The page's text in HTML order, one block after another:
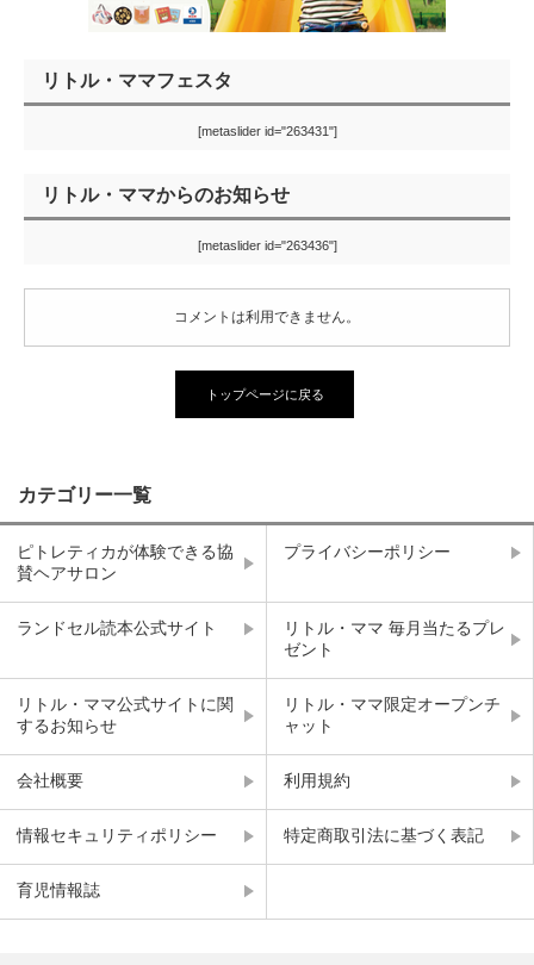
リトル・ママフェスタ
[metaslider id="263431"]
リトル・ママからのお知らせ
[metaslider id="263436"]
コメントは利用できません。
トップページに戻る
カテゴリー一覧
ピトレティカが体験できる協
賛ヘアサロン
プライバシーポリシー
ランドセル読本公式サイト
リトル・ママ 毎月当たるプレ
ゼント
リトル・ママ公式サイトに関
するお知らせ
リトル・ママ限定オープンチ
ャット
会社概要 利用規約
情報セキュリティポリシー 特定商取引法に基づく表記
育児情報誌